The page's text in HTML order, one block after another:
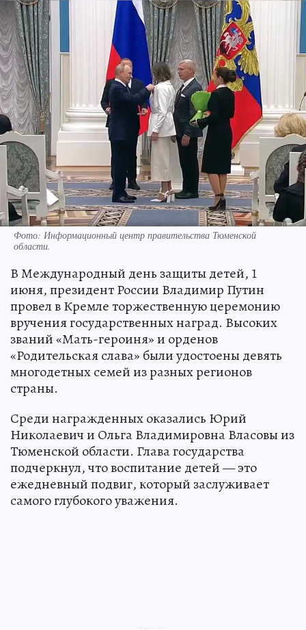
Фото: Информационный центр правительства Тюменской
области.
В Международный день защиты детей, 1
июня, президент России Владимир Путин
провел в Кремле торжественную церемонию
вручения государственных наград. Высоких
званий «Мать-героиня» и орденов
«Родительская слава» были удостоены девять
многодетных семей из разных регионов
страны.
Среди награжденных оказались Юрий
Николаевич и Ольга Владимировна Власовы из
Тюменской области. Глава государства
подчеркнул, что воспитание детей — это
ежедневный подвиг, который заслуживает
самого глубокого уважения.